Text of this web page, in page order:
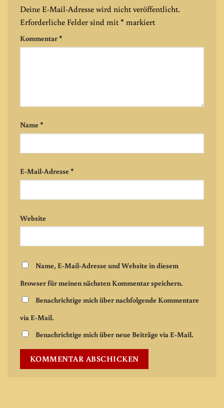
Deine E-Mail-Adresse wird nicht veröffentlicht.
Erforderliche Felder sind mit* markiert
Kommentar*
Name*
E-Mail-Adresse*
Website
Name, E-Mail-Adresse und Website in diesem
Browser für meinen nächsten Kommentar speichern.
Benachrichtige mich über nachfolgende Kommentare
via E-Mail.
Benachrichtige mich über neue Beiträge via E-Mail.